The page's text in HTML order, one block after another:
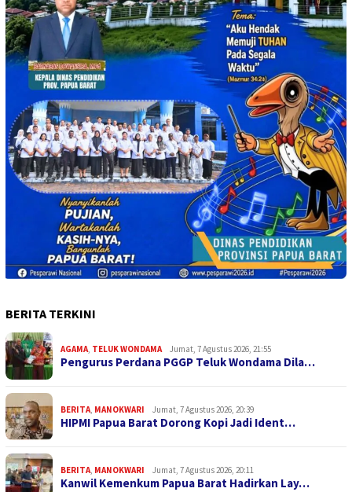
BERITA TERKINI
AGAMA, TELUK WONDAMA Jumat, 7 Agustus 2026, 21:55
Pengurus Perdana PGGP Teluk Wondama Dila…
BERITA, MANOKWARI Jumat, 7 Agustus 2026, 20:39
HIPMI Papua Barat Dorong Kopi Jadi Ident…
BERITA, MANOKWARI Jumat, 7 Agustus 2026, 20:11
Kanwil Kemenkum Papua Barat Hadirkan Lay…